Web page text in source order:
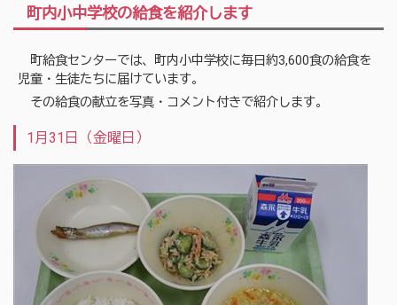
町内小中学校の給食を紹介します
町給食センターでは、町内小中学校に毎日約3,600食の給食を
児童・生徒たちに届けています。
その給食の献立を写真・コメント付きで紹介します。
1月31日（金曜日）